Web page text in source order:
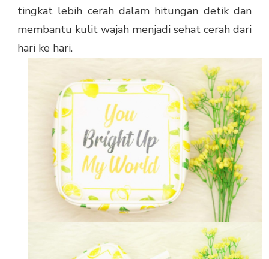
tingkat lebih cerah dalam hitungan detik dan
membantu kulit wajah menjadi sehat cerah dari
hari ke hari.